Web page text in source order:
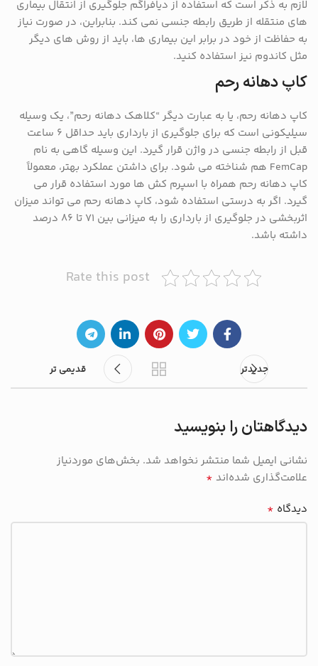
لازم به ذکر است که استفاده از دیافراگم جلوگیری از انتقال بیماری
های منتقله از طریق رابطه جنسی نمی کند. بنابراین، در صورت نیاز
به حفاظت از خود در برابر این بیماری ها، باید از روش های دیگر
مثل کاندوم نیز استفاده کنید.
کاپ دهانه رحم
کاپ دهانه رحم، یا به عبارت دیگر “کلاهک دهانه رحم”، یک وسیله
سیلیکونی است که برای جلوگیری از بارداری باید حداقل ۶ ساعت
قبل از رابطه جنسی در واژن قرار گیرد. این وسیله گاهی به نام
FemCap هم شناخته می شود. برای داشتن عملکرد بهتر، معمولاً
کاپ دهانه رحم همراه با اسپرم کش ها مورد استفاده قرار می
گیرد. اگر به درستی استفاده شود، کاپ دهانه رحم می تواند میزان
اثربخشی در جلوگیری از بارداری را به میزانی بین ۷۱ تا ۸۶ درصد
داشته باشد.
Rate this post
جدیدتر قدیمی تر
دیدگاهتان را بنویسید
نشانی ایمیل شما منتشر نخواهد شد. بخش‌های موردنیاز
علامت‌گذاری شده‌اند *
دیدگاه *